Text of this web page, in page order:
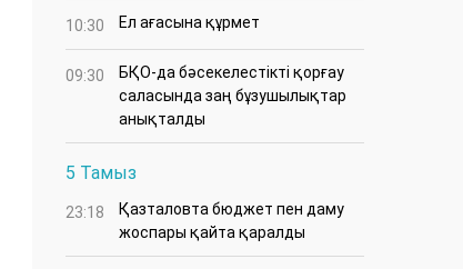
10:30 Ел ағасына құрмет
09:30
БҚО-да бәсекелестікті қорғау
саласында заң бұзушылықтар
анықталды
5 Тамыз
23:18
Қазталовта бюджет пен даму
жоспары қайта қаралды